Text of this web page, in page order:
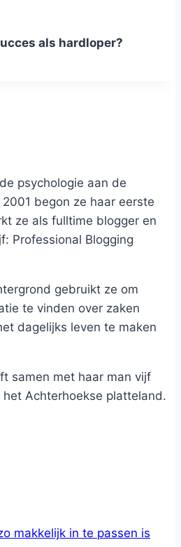
als hardloper?
psychologie aan de
begon ze haar eerste
ze als fulltime blogger en
Professional Blogging
gebruikt ze om
te vinden over zaken
dagelijks leven te maken
samen met haar man vijf
Achterhoekse platteland.
makkelijk in te passen is